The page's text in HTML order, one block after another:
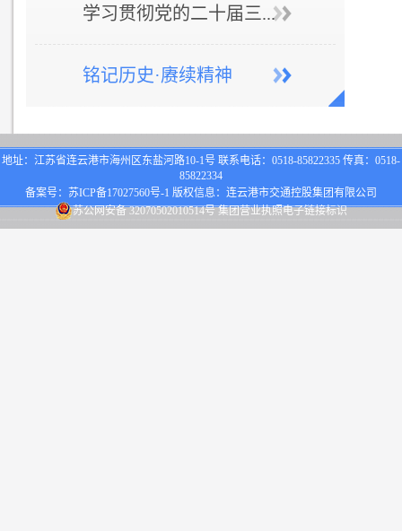
学习贯彻党的二十届三...
铭记历史·赓续精神
地址：江苏省连云港市海州区东盐河路10-1号 联系电话：0518-85822335 传真：0518-
85822334
备案号： 苏ICP备17027560号-1 版权信息：连云港市交通控股集团有限公司
苏公网安备 32070502010514号 集团营业执照电子链接标识